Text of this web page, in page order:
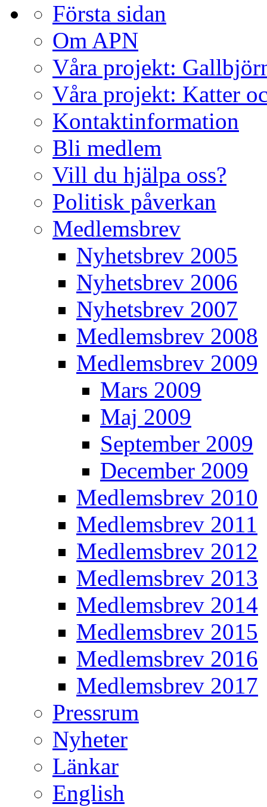
Första sidan
Om APN
Våra projekt:
Våra projekt: Katter
Kontaktinformation
Bli medlem
Vill du hjälpa oss?
Politisk påverkan
Medlemsbrev
Nyhetsbrev 2005
Nyhetsbrev 2006
Nyhetsbrev 2007
Medlemsbrev 2008
Medlemsbrev 2009
Mars 2009
Maj 2009
September 2009
December 2009
Medlemsbrev 2010
Medlemsbrev 2011
Medlemsbrev 2012
Medlemsbrev 2013
Medlemsbrev 2014
Medlemsbrev 2015
Medlemsbrev 2016
Medlemsbrev 2017
Pressrum
Nyheter
Länkar
English